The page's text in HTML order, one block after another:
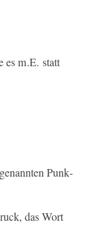
es m.E. statt
Punk­
das Wort